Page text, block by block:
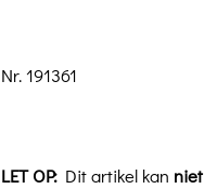
Nr. 191361
LET OP: Dit artikel kan niet